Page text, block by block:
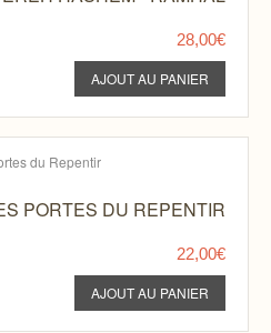
28,00€
PORTES DU REPENTIR
22,00€